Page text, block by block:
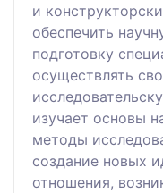
и
обеспечить
подготовку
осуществлять
изучает основы
методы
создание новых
отношения,